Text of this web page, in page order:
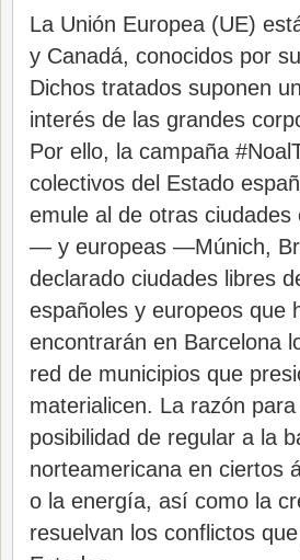
La Unión Europea (UE)
y Canadá, conocidos por
Dichos tratados suponen
interés de las grandes
Por ello, la campaña
colectivos del Estado
emule al de otras
— y europeas —Múnich,
declarado ciudades libres
españoles y europeos que
encontrarán en Barcelona
red de municipios que
materialicen. La razón
posibilidad de regular a la
norteamericana en ciertos
o la energía, así como la
resuelvan los conflictos